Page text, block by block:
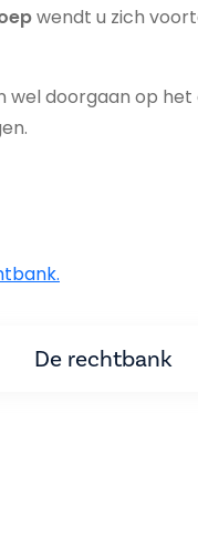
wendt u zich
wel doorgaan op het
.
De rechtbank